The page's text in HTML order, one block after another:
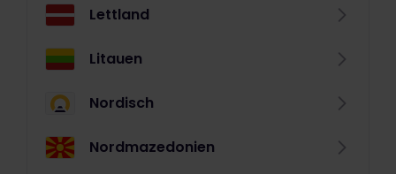
Lettland
Litauen
Nordisch
Nordmazedonien